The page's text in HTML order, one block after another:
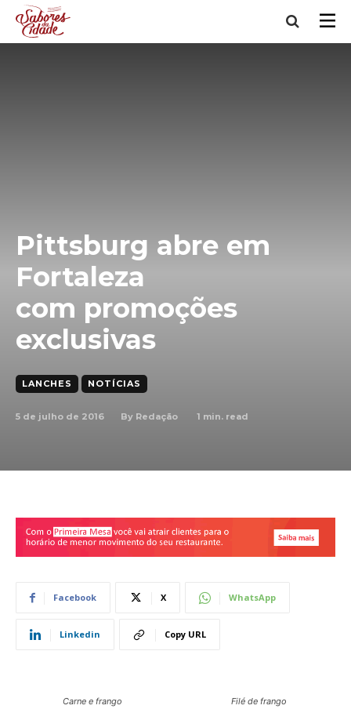
Pittsburg abre em
Fortaleza
com promoções
exclusivas
LANCHES NOTÍCIAS
5 de julho de 2016 By Redação 1 min. read
Facebook X WhatsApp
Linkedin Copy URL
Carne e frango Filé de frango